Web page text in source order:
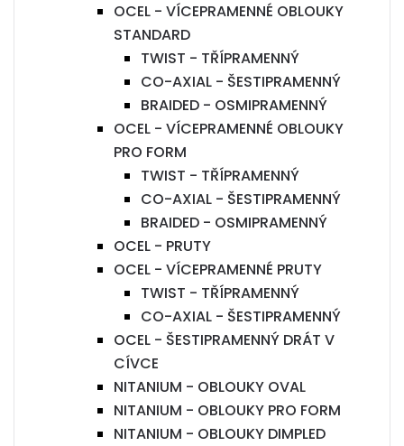
OCEL - VÍCEPRAMENNÉ OBLOUKY
STANDARD
TWIST - TŘÍPRAMENNÝ
CO-AXIAL - ŠESTIPRAMENNÝ
BRAIDED - OSMIPRAMENNÝ
OCEL - VÍCEPRAMENNÉ OBLOUKY
PRO FORM
TWIST - TŘÍPRAMENNÝ
CO-AXIAL - ŠESTIPRAMENNÝ
BRAIDED - OSMIPRAMENNÝ
OCEL - PRUTY
OCEL - VÍCEPRAMENNÉ PRUTY
TWIST - TŘÍPRAMENNÝ
CO-AXIAL - ŠESTIPRAMENNÝ
OCEL - ŠESTIPRAMENNÝ DRÁT V
CÍVCE
NITANIUM - OBLOUKY OVAL
NITANIUM - OBLOUKY PRO FORM
NITANIUM - OBLOUKY DIMPLED